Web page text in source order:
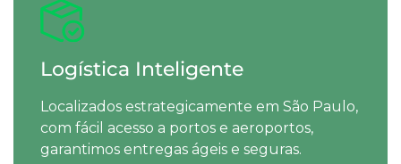
Logística Inteligente
Localizados estrategicamente em São Paulo,
com fácil acesso a portos e aeroportos,
garantimos entregas ágeis e seguras.